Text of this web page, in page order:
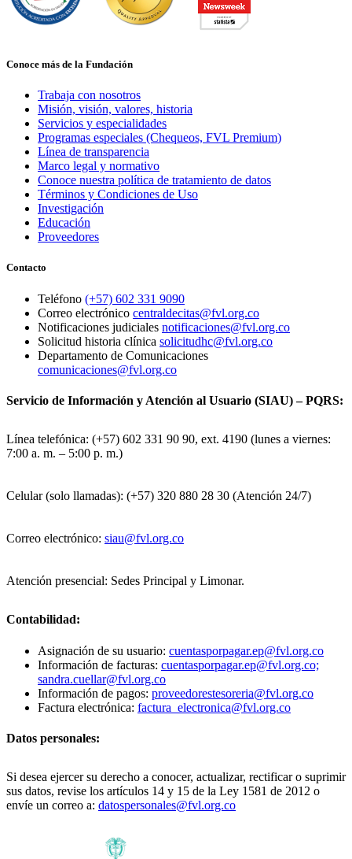
Conoce más de la Fundación
Trabaja con nosotros
Misión, visión, valores, historia
Servicios y especialidades
Programas especiales (Chequeos, FVL Premium)
Línea de transparencia
Marco legal y normativo
Conoce nuestra política de tratamiento de datos
Términos y Condiciones de Uso
Investigación
Educación
Proveedores
Contacto
Teléfono (+57) 602 331 9090
Correo electrónico centraldecitas@fvl.org.co
Notificaciones judiciales notificaciones@fvl.org.co
Solicitud historia clínica solicitudhc@fvl.org.co
Departamento de Comunicaciones
comunicaciones@fvl.org.co
Servicio de Información y Atención al Usuario (SIAU) – PQRS:
Línea telefónica: (+57) 602 331 90 90, ext. 4190 (lunes a viernes:
7:00 a. m. – 5:00 p. m.)
Celular (solo llamadas): (+57) 320 880 28 30 (Atención 24/7)
Correo electrónico: siau@fvl.org.co
Atención presencial: Sedes Principal y Limonar.
Contabilidad:
Asignación de su usuario: cuentasporpagar.ep@fvl.org.co
Información de facturas: cuentasporpagar.ep@fvl.org.co;
sandra.cuellar@fvl.org.co
Información de pagos: proveedorestesoreria@fvl.org.co
Factura electrónica: factura_electronica@fvl.org.co
Datos personales:
Si desea ejercer su derecho a conocer, actualizar, rectificar o suprimir
sus datos, revise los artículos 14 y 15 de la Ley 1581 de 2012 o
envíe un correo a: datospersonales@fvl.org.co